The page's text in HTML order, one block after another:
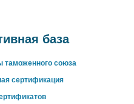
база
таможенного союза
сертификация